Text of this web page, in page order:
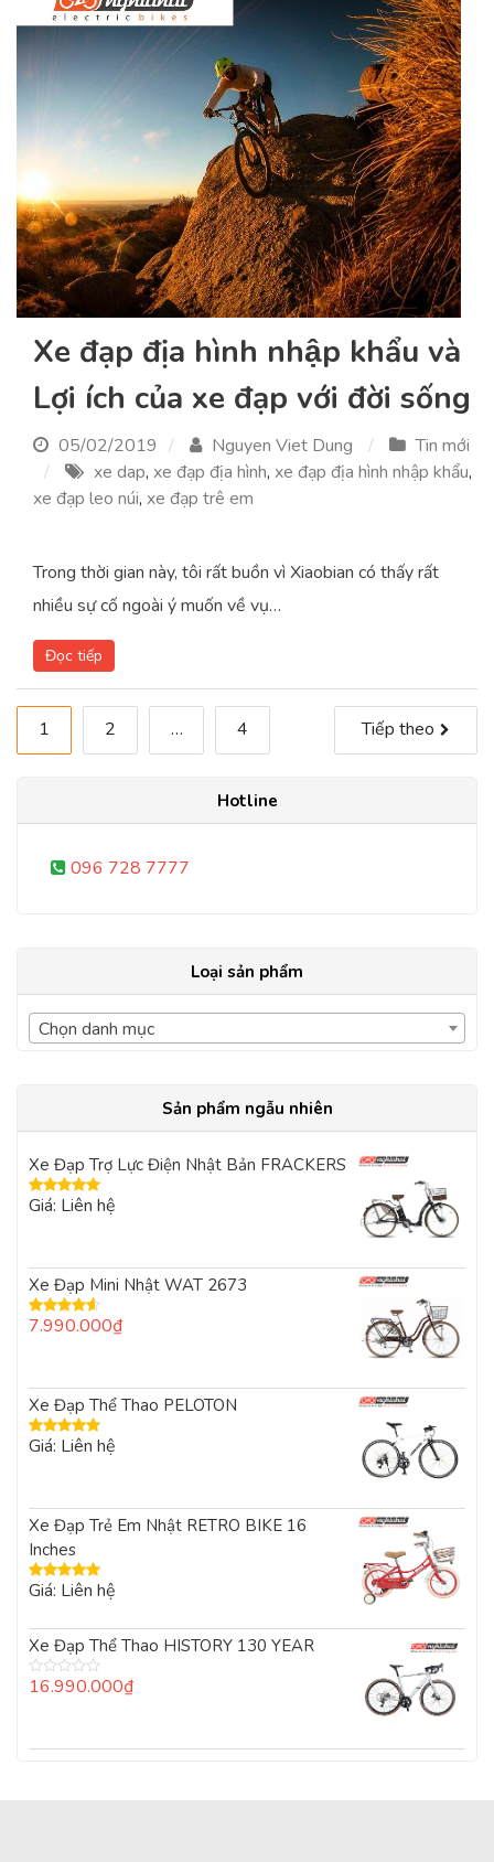
Xe đạp địa hình nhập khẩu và
Lợi ích của xe đạp với đời sống
05/02/2019 Nguyen Viet Dung
Tin mới
xe dap, xe đạp địa hình, xe đạp địa hình nhập khẩu,
xe đạp leo núi, xe đạp trê em
Trong thời gian này, tôi rất buồn vì Xiaobian có thấy rất
nhiều sự cố ngoài ý muốn về vụ…
Đọc tiếp
Phân
bài
viết
1 2 … 4 Tiếp theo
Hotline
096 728 7777
Loại sản phẩm
Chọn danh mục
Sản phẩm ngẫu nhiên
Xe Đạp Trợ Lực Điện Nhật Bản FRACKERS
Được xếp
Giá: Liên hệ
Xe Đạp Mini Nhật WAT 2673
Được xếp
7.990.000₫
Xe Đạp Thể Thao PELOTON
Được xếp
Giá: Liên hệ
Xe Đạp Trẻ Em Nhật RETRO BIKE 16
Inches
Được xếp
Giá: Liên hệ
Xe Đạp Thể Thao HISTORY 130 YEAR
Được
5
16.990.000₫